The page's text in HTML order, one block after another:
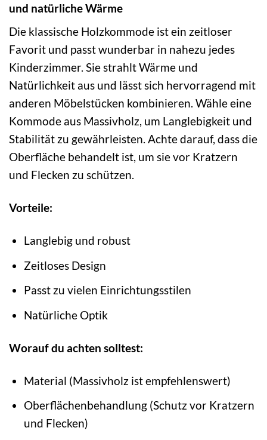
und natürliche Wärme
Die klassische Holzkommode ist ein zeitloser
Favorit und passt wunderbar in nahezu jedes
Kinderzimmer. Sie strahlt Wärme und
Natürlichkeit aus und lässt sich hervorragend mit
anderen Möbelstücken kombinieren. Wähle eine
Kommode aus Massivholz, um Langlebigkeit und
Stabilität zu gewährleisten. Achte darauf, dass die
Oberfläche behandelt ist, um sie vor Kratzern
und Flecken zu schützen.
Vorteile:
Langlebig und robust
Zeitloses Design
Passt zu vielen Einrichtungsstilen
Natürliche Optik
Worauf du achten solltest:
Material (Massivholz ist empfehlenswert)
Oberflächenbehandlung (Schutz vor Kratzern
und Flecken)